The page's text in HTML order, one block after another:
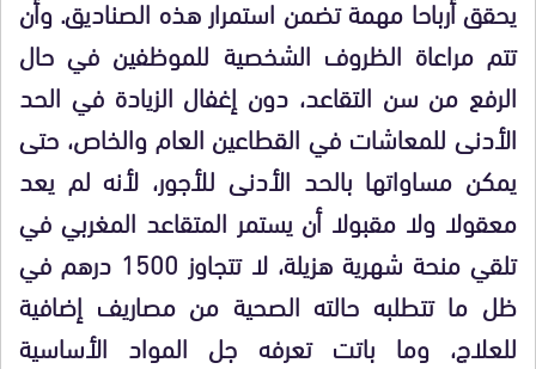
يحقق أرباحا مهمة تضمن استمرار هذه الصناديق. وأن
تتم مراعاة الظروف الشخصية للموظفين في حال
الرفع من سن التقاعد، دون إغفال الزيادة في الحد
الأدنى للمعاشات في القطاعين العام والخاص، حتى
يمكن مساواتها بالحد الأدنى للأجور، لأنه لم يعد
معقولا ولا مقبولا أن يستمر المتقاعد المغربي في
تلقي منحة شهرية هزيلة، لا تتجاوز 1500 درهم في
ظل ما تتطلبه حالته الصحية من مصاريف إضافية
للعلاج، وما باتت تعرفه جل المواد الأساسية